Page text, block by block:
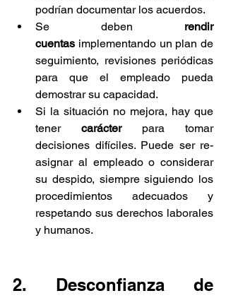
podrían documentar los acuerdos.
Se deben rendir
cuentas implementando un plan de
seguimiento, revisiones periódicas
para que el empleado pueda
demostrar su capacidad.
Si la situación no mejora, hay que
tener carácter para tomar
decisiones difíciles. Puede ser re-
asignar al empleado o considerar
su despido, siempre siguiendo los
procedimientos adecuados y
respetando sus derechos laborales
y humanos.
2. Desconfianza de